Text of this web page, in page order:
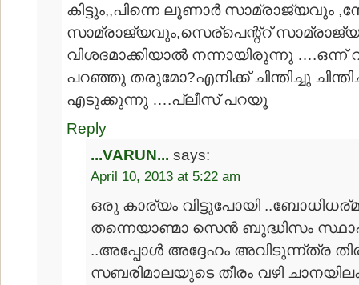
കിട്ടും,,പിന്നെ ലൂണാര്‍ സാമ്രാജ്യവും
സാമ്രാജ്യവും,സെര്പെന്റ്റ്
വിശദമാക്കിയാല്‍ നന്നായിരുന്നു ….ഒന്ന്
പറഞ്ഞു തരുമോ?എനിക്ക് ചിന്തിച്ചു
എടുക്കുന്നു ….പ്ലീസ് പറയൂ
Reply
...VARUN... says:
April 10, 2013 at 5:22 am
ഒരു കാര്യം വിട്ടുപോയി
തന്നെയാണ്മാ സെന്‍ ബുദ്ധിസം
..അപ്പോള്‍ അദ്ദേഹം അവിടുന്ന്ത്ര
സബരിമാലയുടെ തീരം വഴി